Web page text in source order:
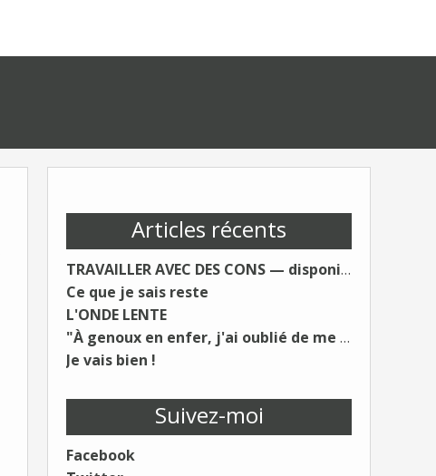
Articles récents
TRAVAILLER AVEC DES CONS — disponible le 19 août.
Ce que je sais reste
L'ONDE LENTE
"À genoux en enfer, j'ai oublié de me taire"
Je vais bien !
Suivez-moi
Facebook